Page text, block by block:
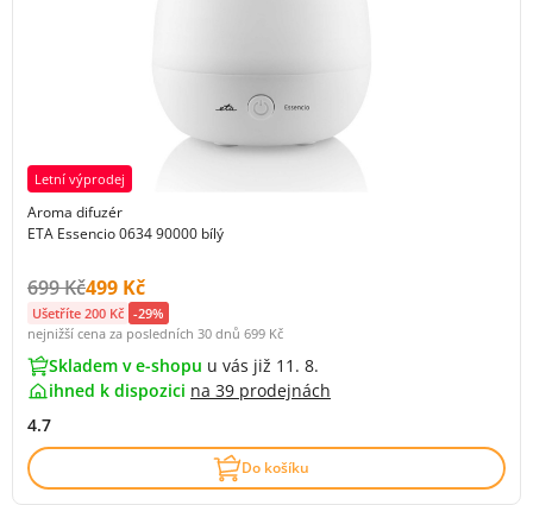
Letní výprodej
Aroma difuzér
ETA Essencio 0634 90000 bílý
Původní cena s DPH:
699 KčCena s DPH:
499 Kč
Ušetříte 200 Kč -29%
nejnižší cena za posledních 30 dnů 699 Kč
Skladem v e-shopu u vás již 11. 8.
ihned k dispozici na 39 prodejnách
4.7
Do košíku